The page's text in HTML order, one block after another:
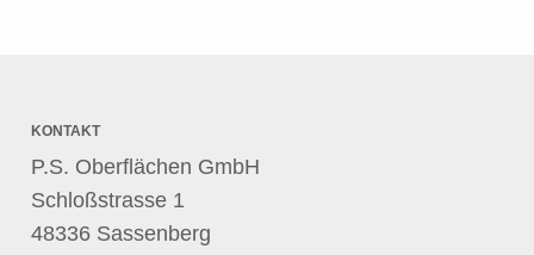
KONTAKT
P.S. Oberflächen GmbH
Schloßstrasse 1
48336 Sassenberg